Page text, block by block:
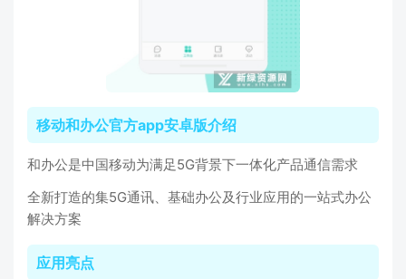
移动和办公官方app安卓版介绍
和办公是中国移动为满足5G背景下一体化产品通信需求
全新打造的集5G通讯、基础办公及行业应用的一站式办公
解决方案
应用亮点